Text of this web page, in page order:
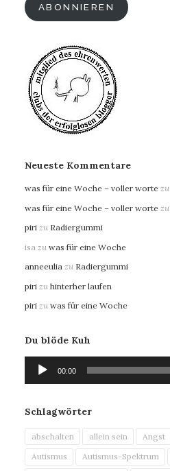
ABONNIEREN
Neueste Kommentare
was für eine Woche – voller worte zu
was für eine Woche – voller worte zu
piri zu Radiergummi
isa zu was für eine Woche
anneeulia zu Radiergummi
piri zu hinterher laufen
piri zu was für eine Woche
Du blöde Kuh
Audio-
Player
00:00
Schlagwörter
abschalten allein sein Angst
Autismus
Autismus-Spektrum